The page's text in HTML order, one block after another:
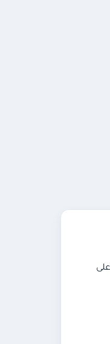
على